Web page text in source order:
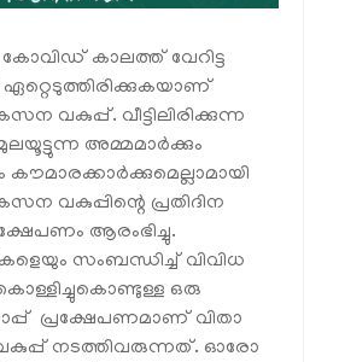
കാലത്ത് വേറിട്ട
വകുപ്പ്. വീട്ടിലിരിക്കുന്ന
അമ്മമാര്‍ക്കും
വകുപ്പിന്റെ പ്രതിദിന
ആരംഭിച്ചു.
സംബന്ധിച്ച് വിവിധ
ഒരു
പ്രക്ഷേപണമാണ് വിതാ
നടത്തിവരുന്നത്. ഓരോ